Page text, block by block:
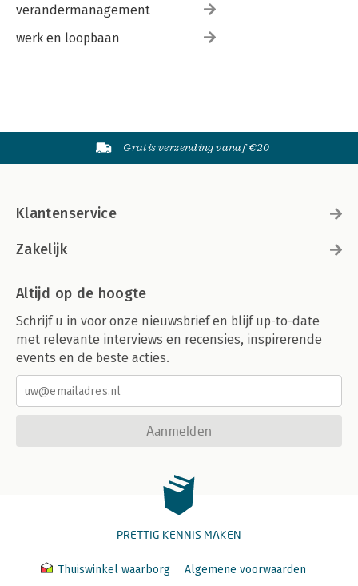
verandermanagement
werk en loopbaan
Gratis verzending vanaf €20
Klantenservice
Zakelijk
Altijd op de hoogte
Schrijf u in voor onze nieuwsbrief en blijf up-to-date
met relevante interviews en recensies, inspirerende
events en de beste acties.
Aanmelden
PRETTIG KENNIS MAKEN
Thuiswinkel waarborg
Algemene voorwaarden